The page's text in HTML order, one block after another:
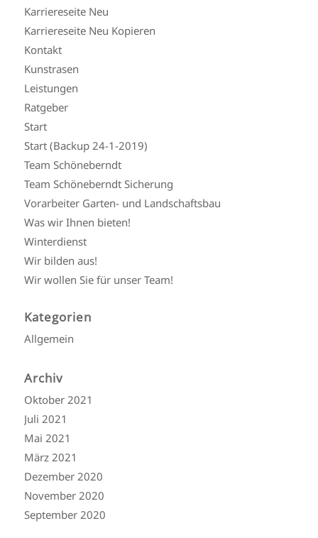
Karriereseite Neu
Karriereseite Neu Kopieren
Kontakt
Kunstrasen
Leistungen
Ratgeber
Start
Start (Backup 24-1-2019)
Team Schöneberndt
Team Schöneberndt Sicherung
Vorarbeiter Garten- und Landschaftsbau
Was wir Ihnen bieten!
Winterdienst
Wir bilden aus!
Wir wollen Sie für unser Team!
Kategorien
Allgemein
Archiv
Oktober 2021
Juli 2021
Mai 2021
März 2021
Dezember 2020
November 2020
September 2020